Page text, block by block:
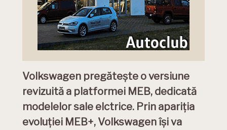
Volkswagen pregătește o versiune
revizuită a platformei MEB, dedicată
modelelor sale elctrice. Prin apariția
evoluției MEB+, Volkswagen își va